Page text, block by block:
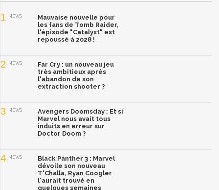
1 NEWS
Mauvaise nouvelle pour
les fans de Tomb Raider,
l'épisode "Catalyst" est
repoussé à 2028 !
2 NEWS
Far Cry : un nouveau jeu
très ambitieux après
l'abandon de son
extraction shooter ?
3 NEWS
Avengers Doomsday : Et si
Marvel nous avait tous
induits en erreur sur
Doctor Doom ?
4 NEWS
Black Panther 3 : Marvel
dévoile son nouveau
T'Challa, Ryan Coogler
l'aurait trouvé en
quelques semaines